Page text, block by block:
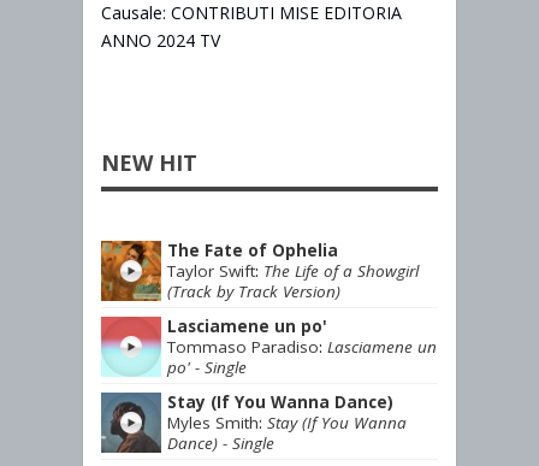
Causale: CONTRIBUTI MISE EDITORIA
ANNO 2024 TV
NEW HIT
The Fate of Ophelia
Taylor Swift: The Life of a Showgirl
(Track by Track Version)
Lasciamene un po'
Tommaso Paradiso: Lasciamene un
po' - Single
Stay (If You Wanna Dance)
Myles Smith: Stay (If You Wanna
Dance) - Single